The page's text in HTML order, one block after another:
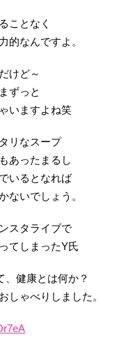
ことなく
的なんですよ。
けど～
ずっと
いますよね笑
リなスープ
あったまるし
いるとなれば
ないでしょう。
スタライブで
てしまったY氏
、健康とは何か？
しゃべりしました。